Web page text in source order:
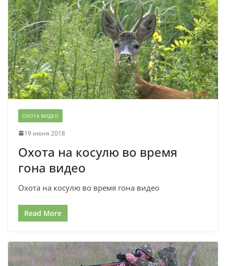
ОХОТА ВИДЕО
19 июня 2018
Охота на косулю во время
гона видео
Охота на косулю во время гона видео
Read More